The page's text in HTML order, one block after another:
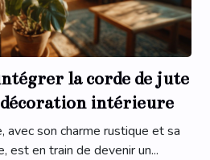
la corde de jute
intérieure
avec son charme rustique et sa
est en train de devenir un...